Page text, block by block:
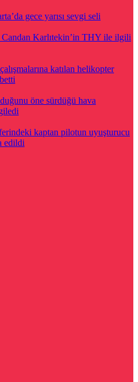
gece yarısı sevgi seli
Candan Karlıtekin’in THY ile ilgili
katılan helikopter
öne sürdüğü hava
kaptan pilotun uyuşturucu
edildi